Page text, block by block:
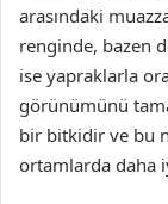
arasındaki
renginde, bazen
ise yapraklarla
görünümünü
bir bitkidir ve bu
ortamlarda daha